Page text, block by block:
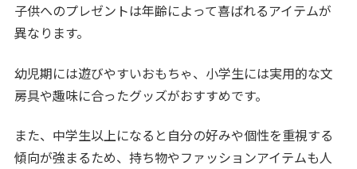
子供へのプレゼントは年齢によって喜ばれるアイテムが
異なります。
幼児期には遊びやすいおもちゃ、小学生には実用的な文
房具や趣味に合ったグッズがおすすめです。
また、中学生以上になると自分の好みや個性を重視する
傾向が強まるため、持ち物やファッションアイテムも人